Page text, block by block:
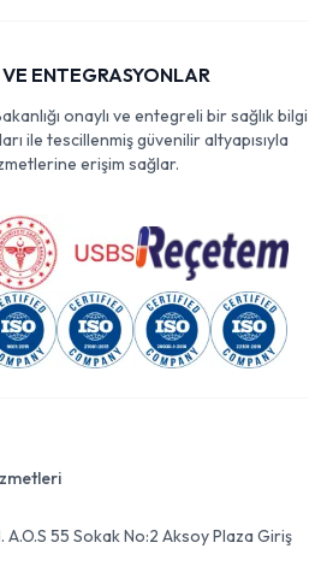
ENTEGRASYONLAR
onaylı ve entegreli bir sağlık bilgi
ile tescillenmiş güvenilir altyapısıyla
erişim sağlar.
55 Sokak No:2 Aksoy Plaza Giriş